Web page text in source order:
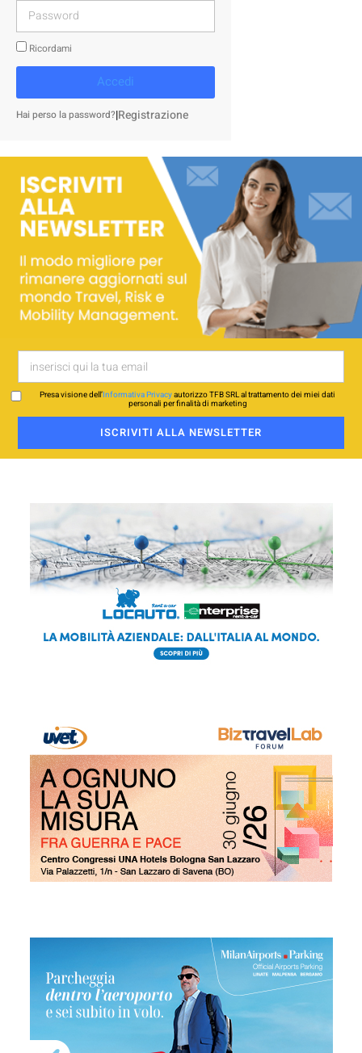
Ricordami
Accedi
Hai perso la password?|Registrazione
Presa visione dell’Informativa Privacyautorizzo TFB SRL al trattamento dei miei dati
personali per finalità di marketing
ISCRIVITI ALLA NEWSLETTER